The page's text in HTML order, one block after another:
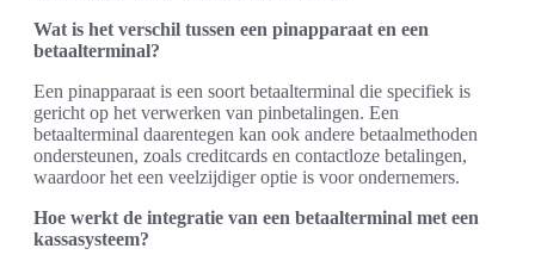
Wat is het verschil tussen een pinapparaat en een
betaalterminal?
Een pinapparaat is een soort betaalterminal die specifiek is
gericht op het verwerken van pinbetalingen. Een
betaalterminal daarentegen kan ook andere betaalmethoden
ondersteunen, zoals creditcards en contactloze betalingen,
waardoor het een veelzijdiger optie is voor ondernemers.
Hoe werkt de integratie van een betaalterminal met een
kassasysteem?